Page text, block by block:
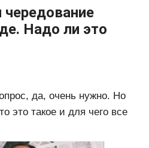
Надо ли это
да, очень нужно. Но
это такое и для чего все